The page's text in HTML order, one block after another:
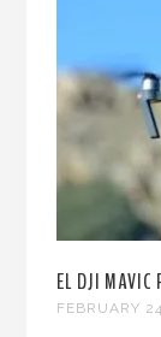
EL DJI MAVIC
FEBRUARY